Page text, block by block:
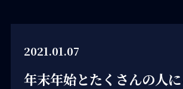
2021.01.07
年末年始とたくさんの人